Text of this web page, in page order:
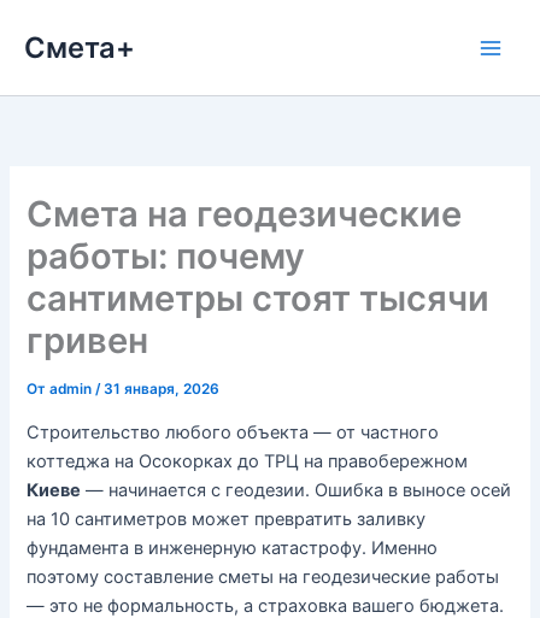
Смета+
Смета на геодезические
работы: почему
сантиметры стоят тысячи
гривен
Отadmin/31 января, 2026
Строительство любого объекта — от частного
коттеджа на Осокорках до ТРЦ на правобережном
Киеве — начинается с геодезии. Ошибка в выносе осей
на 10 сантиметров может превратить заливку
фундамента в инженерную катастрофу. Именно
поэтомусоставление сметы на геодезические работы
— это не формальность, а страховка вашего бюджета.